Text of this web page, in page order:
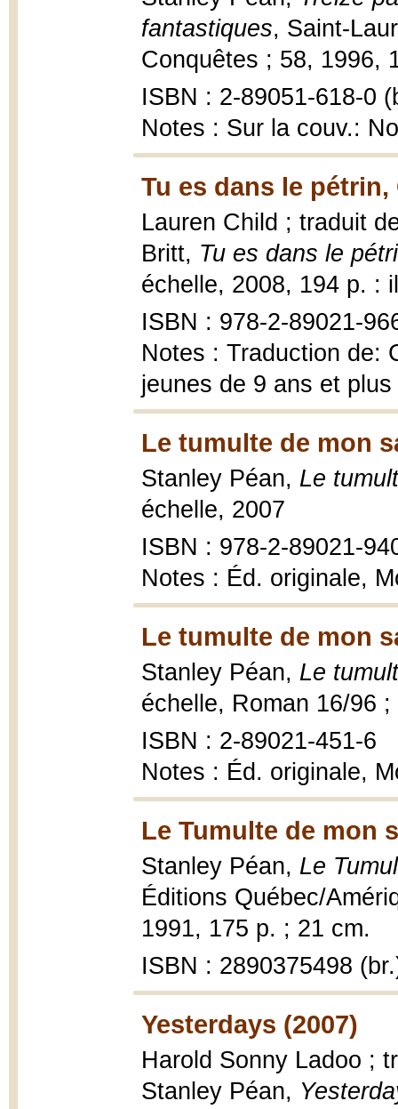
fantastiques, Saint-
Conquêtes ; 58, 1996,
ISBN : 2-89051-618-0
Notes : Sur la couv.:
Tu es dans le pétrin,
Lauren Child ; traduit
Britt, Tu es dans le
échelle, 2008, 194 p. :
ISBN : 978-2-89021-
Notes : Traduction de:
jeunes de 9 ans et plus
Le tumulte de mon
Stanley Péan, Le
échelle, 2007
ISBN : 978-2-89021-
Notes : Éd. originale,
Le tumulte de mon
Stanley Péan, Le
échelle, Roman 16/96
ISBN : 2-89021-451-6
Notes : Éd. originale,
Le Tumulte de mon
Stanley Péan, Le
Éditions Québec/
1991, 175 p. ; 21 cm.
ISBN : 2890375498
Yesterdays (2007)
Harold Sonny Ladoo ;
Stanley Péan,